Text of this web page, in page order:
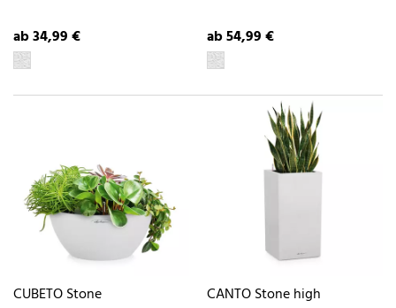
ab 34,99 € ab 54,99 €
CUBETO Stone CANTO Stone high